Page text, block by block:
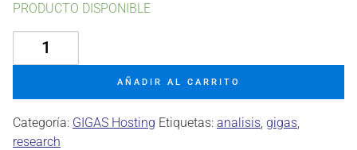
PRODUCTO DISPONIBLE
GIGAS:
se
dispara
AÑADIR AL CARRITO
Categoría: GIGAS Hosting Etiquetas: analisis gigas
research